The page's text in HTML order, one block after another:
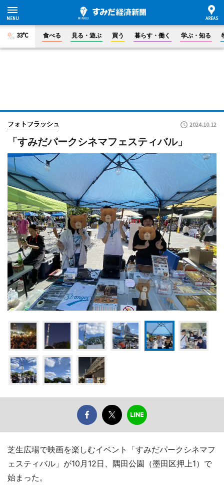
33°C 食べる 見る・遊ぶ 買う 暮らす・働く 学ぶ・知る
フォトフラッシュ 2024.10.12
「すみだパークシネマフェスティバル」
芝生広場で映画を楽しむイベント「すみだパークシネマフ
ェスティバル」が10月12日、隅田公園（墨田区押上1）で
始まった。